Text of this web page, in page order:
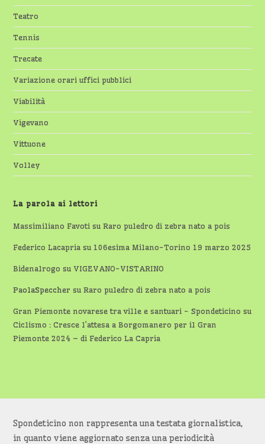
Teatro
Tennis
Trecate
Variazione orari uffici pubblici
Viabilità
Vigevano
Vittuone
Volley
La parola ai lettori
Massimiliano Favoti suRaro puledro di zebra nato a pois
Federico Lacapria su 106esima Milano-Torino 19 marzo 2025
Bidenalrogo su VIGEVANO-VISTARINO
PaolaSpeccher suRaro puledro di zebra nato a pois
Gran Piemonte novarese tra ville e santuari - Spondeticino su
Ciclismo : Cresce l’attesa a Borgomanero per il Gran
Piemonte 2024 – di Federico La Capria
Spondeticino non rappresenta una testata giornalistica,
in quanto viene aggiornato senza una periodicità